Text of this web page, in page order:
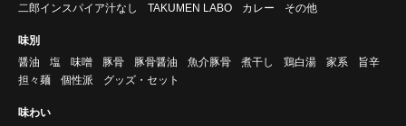
二郎インスパイア汁なし
TAKUMEN LABO カレー その他
味別
醤油
塩 味噌 豚骨 豚骨醤油 魚介豚骨 煮干し 鶏白湯 家系
旨辛
担々麺
個性派 グッズ・セット
味わい